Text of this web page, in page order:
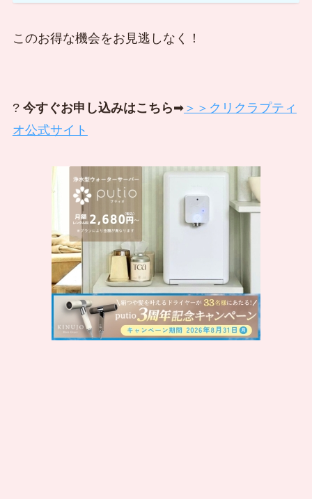
このお得な機会をお見逃しなく！
? 今すぐお申し込みはこちら➡＞＞クリクラプティ
オ公式サイト